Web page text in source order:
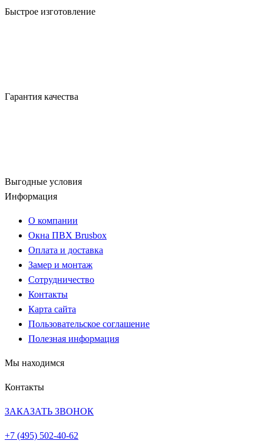
Быстрое изготовление
Гарантия качества
Выгодные условия
Информация
О компании
Окна ПВХ Brusbox
Оплата и доставка
Замер и монтаж
Сотрудничество
Контакты
Карта сайта
Пользовательское соглашение
Полезная информация
Мы находимся
Контакты
ЗАКАЗАТЬ ЗВОНОК
+7 (495) 502-40-62